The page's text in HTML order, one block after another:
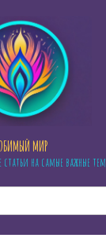
МИР
статьи на самые важные